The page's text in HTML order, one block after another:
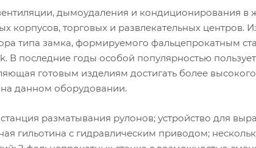
дымоудаления и кондиционирования в
торговых и развлекательных центров.
типа замка, формируемого фальцепрокатным
В последние годы особой популярностью
готовым изделиям достигать более
на данном оборудовании.
разматывания рулонов; устройство для
гильотина с гидравлическим приводом;